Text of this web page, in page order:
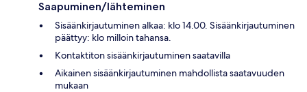
Saapuminen/lähteminen
Sisäänkirjautuminen alkaa: klo 14.00. Sisäänkirjautuminen
päättyy: klo milloin tahansa.
Kontaktiton sisäänkirjautuminen saatavilla
Aikainen sisäänkirjautuminen mahdollista saatavuuden
mukaan